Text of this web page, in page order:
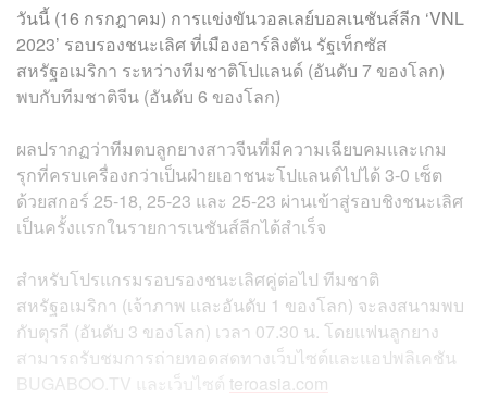
วันนี้ (16 กรกฎาคม) การแข่งขันวอลเลย์บอลเนชันส์ลีก ‘VNL
2023’ รอบรองชนะเลิศ ที่เมืองอาร์ลิงตัน รัฐเท็กซัส
สหรัฐอเมริกา ระหว่างทีมชาติโปแลนด์ (อันดับ 7 ของโลก)
พบกับทีมชาติจีน (อันดับ 6 ของโลก)
ผลปรากฏว่าทีมตบลูกยางสาวจีนที่มีความเฉียบคมและเกม
รุกที่ครบเครื่องกว่าเป็นฝ่ายเอาชนะโปแลนด์ไปได้ 3-0 เซ็ต
ด้วยสกอร์ 25-18, 25-23 และ 25-23 ผ่านเข้าสู่รอบชิงชนะเลิศ
เป็นครั้งแรกในรายการเนชันส์ลีกได้สำเร็จ
สำหรับโปรแกรมรอบรองชนะเลิศคู่ต่อไป ทีมชาติ
สหรัฐอเมริกา (เจ้าภาพ และอันดับ 1 ของโลก) จะลงสนามพบ
กับตุรกี (อันดับ 3 ของโลก) เวลา 07.30 น. โดยแฟนลูกยาง
สามารถรับชมการถ่ายทอดสดทางเว็บไซต์และแอปพลิเคชัน
BUGABOO.TV และเว็บไซต์ teroasia.com